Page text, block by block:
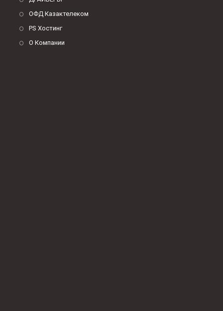
ОФД Казактелеком
PS Хостинг
О Компании